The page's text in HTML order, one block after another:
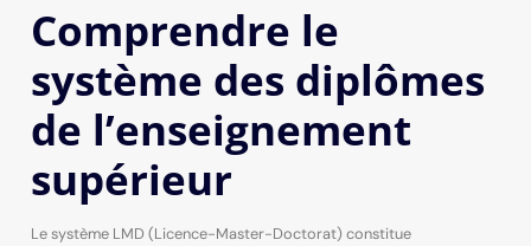
Comprendre le
système des diplômes
de l’enseignement
supérieur
Le système LMD (Licence-Master-Doctorat) constitue